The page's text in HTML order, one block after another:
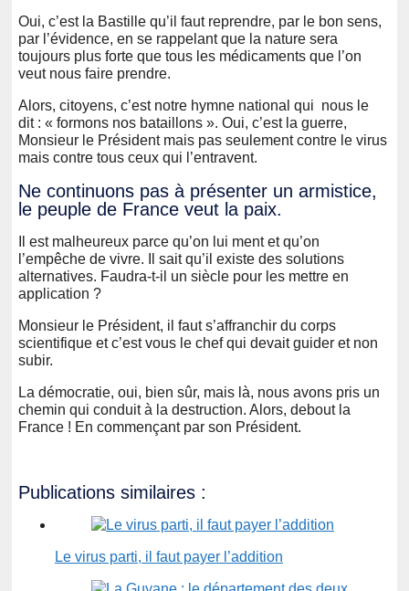
Oui, c’est la Bastille qu’il faut reprendre, par le bon sens,
par l’évidence, en se rappelant que la nature sera
toujours plus forte que tous les médicaments que l’on
veut nous faire prendre.
Alors, citoyens, c’est notre hymne national qui nous le
dit : « formons nos bataillons ». Oui, c’est la guerre,
Monsieur le Président mais pas seulement contre le virus
mais contre tous ceux qui l’entravent.
Ne continuons pas à présenter un armistice,
le peuple de France veut la paix.
Il est malheureux parce qu’on lui ment et qu’on
l’empêche de vivre. Il sait qu’il existe des solutions
alternatives. Faudra-t-il un siècle pour les mettre en
application ?
Monsieur le Président, il faut s’affranchir du corps
scientifique et c’est vous le chef qui devait guider et non
subir.
La démocratie, oui, bien sûr, mais là, nous avons pris un
chemin qui conduit à la destruction. Alors, debout la
France ! En commençant par son Président.
Publications similaires :
Le virus parti, il faut payer l’addition